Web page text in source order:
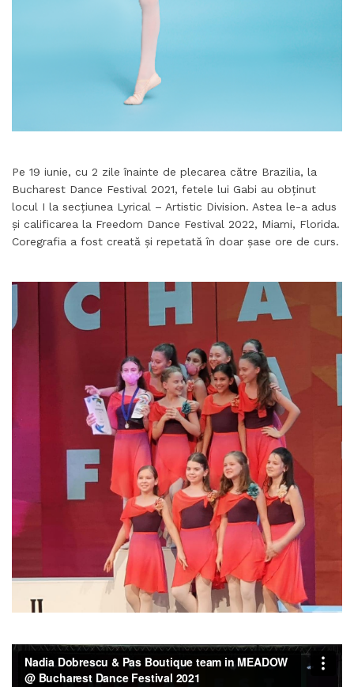
Pe 19 iunie, cu 2 zile înainte de plecarea către Brazilia, la
Bucharest Dance Festival 2021, fetele lui Gabi au obținut
locul I la secțiunea Lyrical – Artistic Division. Astea le-a adus
și calificarea la Freedom Dance Festival 2022, Miami, Florida.
Coregrafia a fost creată și repetată în doar șase ore de curs.